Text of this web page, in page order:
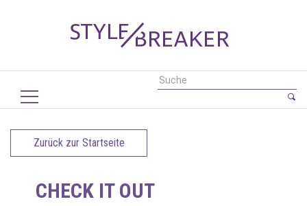
Zurück zur Startseite
CHECK IT OUT